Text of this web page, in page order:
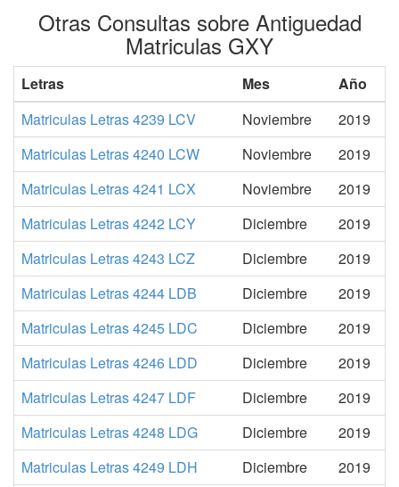
Otras Consultas sobre Antiguedad
Matriculas GXY
Letras Mes
Año
Matriculas Letras 4239 LCV
Noviembre
2019
Matriculas Letras 4240 LCW
Noviembre
2019
Matriculas Letras 4241 LCX
Noviembre
2019
Matriculas Letras 4242 LCY
Diciembre
2019
Matriculas Letras 4243 LCZ
Diciembre
2019
Matriculas Letras 4244 LDB
Diciembre
2019
Matriculas Letras 4245 LDC
Diciembre
2019
Matriculas Letras 4246 LDD
Diciembre
2019
Matriculas Letras 4247 LDF
Diciembre
2019
Matriculas Letras 4248 LDG
Diciembre
2019
Matriculas Letras 4249 LDH
Diciembre
2019